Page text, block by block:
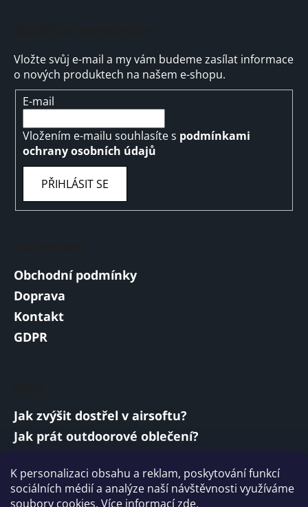
K personalizaci obsahu a reklam, poskytování funkcí
sociálních médií a analýze naší návštěvnosti využíváme
soubory cookies. Více informacízde.
Vložte svůj e-mail a my vám budeme zasílat informace
o nových produktech na našem e-shopu.
E-mail
Vložením e-mailu souhlasíte s podmínkami
ochrany osobních údajů
PŘIHLÁSIT SE
Obchodní podmínky
Doprava
Kontakt
GDPR
Jak zvýšit dostřel v airsoftu?
Jak prát outdoorové oblečení?
Vojenská a armádní sluchátka: co musí
splňovat?